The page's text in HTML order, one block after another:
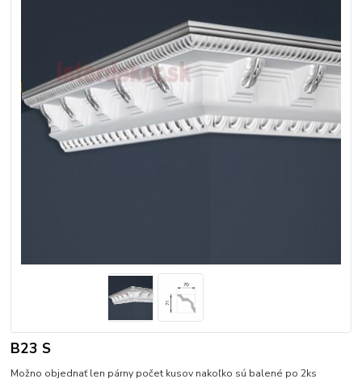
B23 S
Možno objednať len párny počet kusov nakoľko sú balené po 2ks